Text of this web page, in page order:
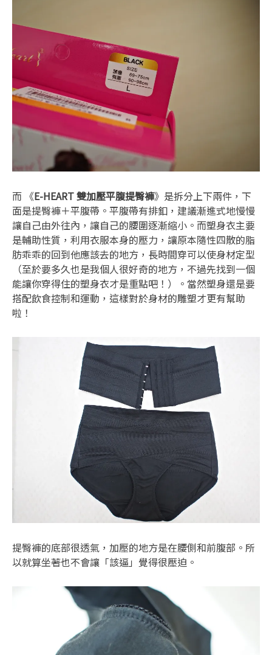
而 《E-HEART 雙加壓平腹提臀褲》是拆分上下兩件，下
面是提臀褲＋平腹帶。平腹帶有排釦，建議漸進式地慢慢
讓自己由外往內，讓自己的腰圍逐漸縮小。而塑身衣主要
是輔助性質，利用衣服本身的壓力，讓原本隨性四散的脂
肪乖乖的回到他應該去的地方，長時間穿可以使身材定型
（至於要多久也是我個人很好奇的地方，不過先找到一個
能讓你穿得住的塑身衣才是重點吧！）。當然塑身還是要
搭配飲食控制和運動，這樣對於身材的雕塑才更有幫助
啦！
提臀褲的底部很透氣，加壓的地方是在腰側和前腹部。所
以就算坐著也不會讓「該逼」覺得很壓迫。